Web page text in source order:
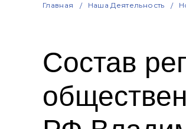
Главная Наша Деятельность
Состав